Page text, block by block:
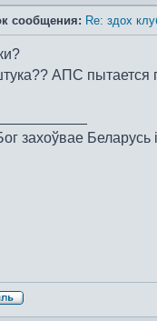
сообщения: Re: здох
АПС пытается
захоўвае Беларусь